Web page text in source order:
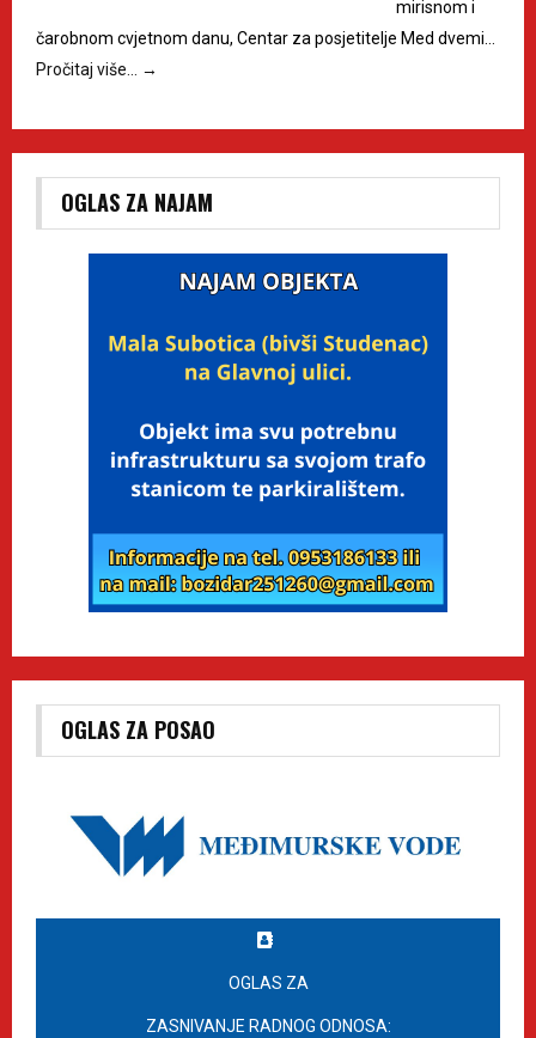
mirisnom i
čarobnom cvjetnom danu, Centar za posjetitelje Med dvemi…
Pročitaj više…
→
OGLAS ZA NAJAM
OGLAS ZA POSAO
OGLAS ZA
ZASNIVANJE RADNOG ODNOSA: